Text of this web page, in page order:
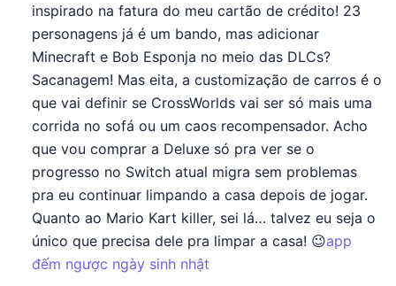
inspirado na fatura do meu cartão de crédito! 23
personagens já é um bando, mas adicionar
Minecraft e Bob Esponja no meio das DLCs?
Sacanagem! Mas eita, a customização de carros é o
que vai definir se CrossWorlds vai ser só mais uma
corrida no sofá ou um caos recompensador. Acho
que vou comprar a Deluxe só pra ver se o
progresso no Switch atual migra sem problemas
pra eu continuar limpando a casa depois de jogar.
Quanto ao Mario Kart killer, sei lá… talvez eu seja o
único que precisa dele pra limpar a casa! 😉app
đếm ngược ngày sinh nhật